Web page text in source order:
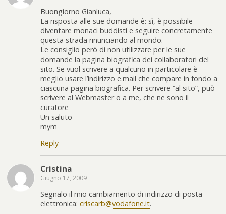
Buongiorno Gianluca,
La risposta alle sue domande è: sì, è possibile
diventare monaci buddisti e seguire concretamente
questa strada rinunciando al mondo.
Le consiglio però di non utilizzare per le sue
domande la pagina biografica dei collaboratori del
sito. Se vuol scrivere a qualcuno in particolare è
meglio usare l’indirizzo e.mail che compare in fondo a
ciascuna pagina biografica. Per scrivere “al sito”, può
scrivere al Webmaster o a me, che ne sono il
curatore
Un saluto
mym
Reply
Cristina
Giugno 17, 2009
Segnalo il mio cambiamento di indirizzo di posta
elettronica: criscarb@vodafone.it.